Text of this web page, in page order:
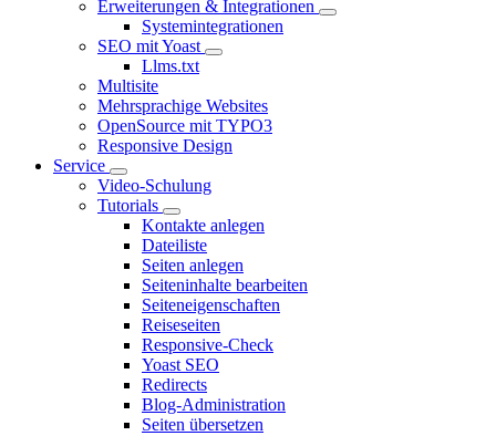
Erweiterungen & Integrationen
Systemintegrationen
SEO mit Yoast
Llms.txt
Multisite
Mehrsprachige Websites
OpenSource mit TYPO3
Responsive Design
Service
Video-Schulung
Tutorials
Kontakte anlegen
Dateiliste
Seiten anlegen
Seiteninhalte bearbeiten
Seiteneigenschaften
Reiseseiten
Responsive-Check
Yoast SEO
Redirects
Blog-Administration
Seiten übersetzen